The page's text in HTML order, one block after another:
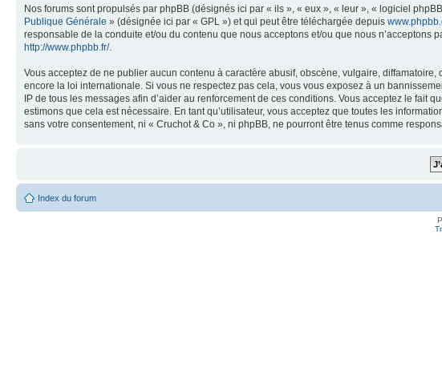
Nos forums sont propulsés par phpBB (désignés ici par « ils », « eux », « leur », « logiciel
Publique Générale » (désignée ici par « GPL ») et qui peut être téléchargée depuis
responsable de la conduite et/ou du contenu que nous acceptons et/ou que nous
http://www.phpbb.fr/.
Vous acceptez de ne publier aucun contenu à caractère abusif, obscène, vulgaire,
encore la loi internationale. Si vous ne respectez pas cela, vous vous exposez à un
IP de tous les messages afin d’aider au renforcement de ces conditions. Vous acceptez le fait
estimons que cela est nécessaire. En tant qu’utilisateur, vous acceptez que toutes les
sans votre consentement, ni « Cruchot & Co », ni phpBB, ne pourront être tenus comme
Index du forum